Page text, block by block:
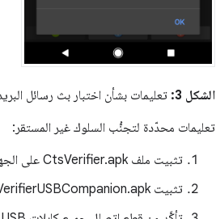
الشكل 3:
تعليمات بشأن اختبار بث رسائل
تعليمات محدّدة لتجنُّب السلوك غير المستقر:
تثبيت ملف CtsVerifier.apk على الجهاز الخاضع للاختبار
تثبيت CtsVerifierUSBCompanion.apk على هاتف Pixel